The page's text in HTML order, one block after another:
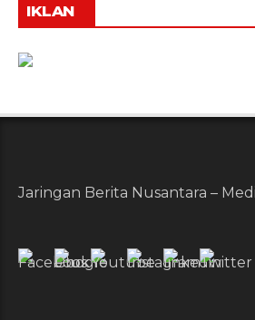
IKLAN
Jaringan Berita Nusantara –